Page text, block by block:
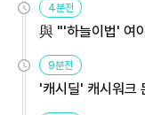
4분전
與 "'하늘이법' 여
9분전
'캐시딜' 캐시워크